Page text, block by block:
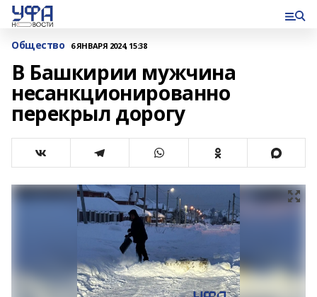
Общество 6 ЯНВАРЯ 2024, 15:38
В Башкирии мужчина
несанкционированно
перекрыл дорогу